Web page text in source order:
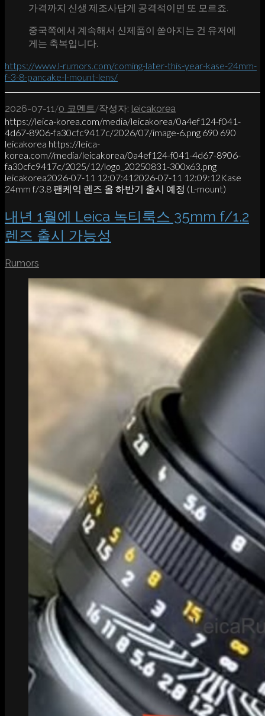
가격까지 신생 제조사답게 공격적이면 또 모르죠.
중국쪽에서 계속해서 신제품이 쏟아지는 건 유저에
게는 축복입니다.
https://www.l-rumors.com/coming-later-this-year-kase-24mm-
f-3-8-pancake-l-mount-lens/
2026-07-11 /0 코멘트 /작성자: leicakorea
https://leica-korea.com/media/leicakorea/0a4ef124-f041-
4d67-8906-fa30cfc9417c/2026/07/image-6.png 690 690
leicakorea https://leica-
korea.com//media/leicakorea/0a4ef124-f041-4d67-8906-
fa30cfc9417c/2025/12/logo_20250831-300x63.png
leicakorea2026-07-11 12:07:41 2026-07-11 12:09:12Kase
24mm f/3.8 팬케익 렌즈 올 하반기 출시 예정 (L-mount)
내년 1월에 Leica 녹티룩스 35mm f/1.2
렌즈 출시 가능성
Rumors